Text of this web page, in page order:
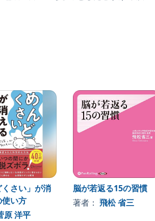
フォーマンスを高める秘訣は消化器系
つの方向に使いすぎない ◎ストレスに強
いた集中力が途切れない勉強法©-
くさい」が消
使い方
原 洋平
脳が若返る15の習慣
著者： 飛松 省三